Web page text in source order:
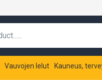
Vauvojen lelut Kauneus,